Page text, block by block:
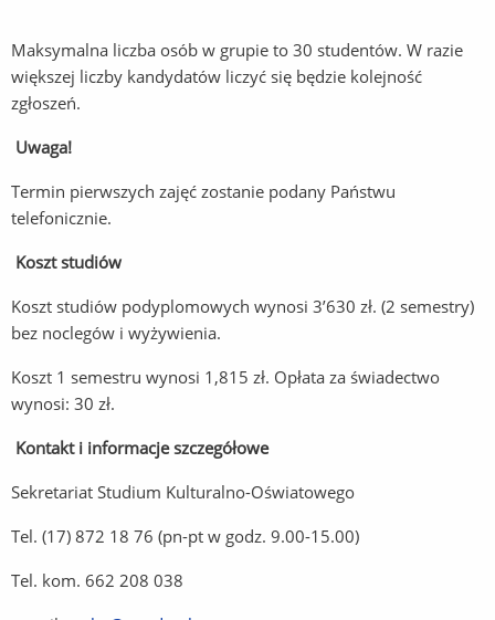
Maksymalna liczba osób w grupie to 30 studentów. W razie
większej liczby kandydatów liczyć się będzie kolejność
zgłoszeń.
Uwaga!
Termin pierwszych zajęć zostanie podany Państwu
telefonicznie.
Koszt studiów
Koszt studiów podyplomowych wynosi 3’630 zł. (2 semestry)
bez noclegów i wyżywienia.
Koszt 1 semestru wynosi 1,815 zł. Opłata za świadectwo
wynosi: 30 zł.
Kontakt i informacje szczegółowe
Sekretariat Studium Kulturalno-Oświatowego
Tel. (17) 872 18 76 (pn-pt w godz. 9.00-15.00)
Tel. kom. 662 208 038